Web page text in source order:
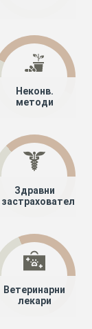
Неконв.
методи
Здравни
застрахователи
Ветеринарни
лекари